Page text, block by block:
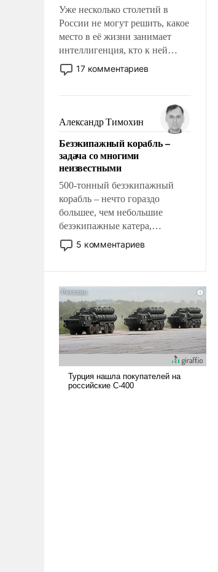
Уже несколько столетий в
России не могут решить, какое
место в её жизни занимает
интеллигенция, кто к ней
принадлежит, а кого из неё
исключили с правом
чем она отличается от просто
образованных людей. Иногда
казалось, что эти вопросы
решены раз и навсегда, но –
нет, не решены.
17 комментариев
Александр Тимохин
Безэкипажный корабль –
задача со многими
неизвестными
500-тонный безэкипажный
корабль – нечто гораздо
большее, чем небольшие
безэкипажные катера,
применение которых уже
стало обыденностью. Задача по
и ее реализация радикально
поднимет наши боевые
возможности.
5 комментариев